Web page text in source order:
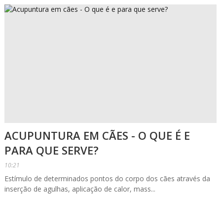
ACUPUNTURA EM CÃES - O QUE É E
PARA QUE SERVE?
10:21
Estímulo de determinados pontos do corpo dos cães através da
inserção de agulhas, aplicação de calor, mass...